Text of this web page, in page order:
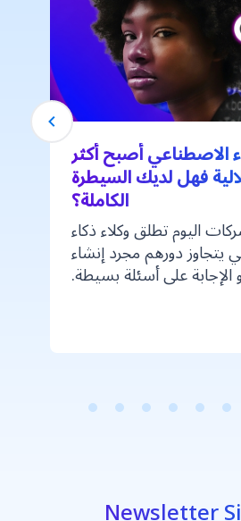
الاصطناعي أصبح أكثر
فهل لديك السيطرة
الكاملة؟
اليوم تطلق وكلاء ذكاء
يتجاوز دورهم مجرد إنشاء
الإجابة على أسئلة بسيطة.
يديرون طلبات العملاء،
يشغّلون سير العمل، بل
بالتنفيذ لا بمجرد
الاصطناعي؟ ولماذا؟ وما